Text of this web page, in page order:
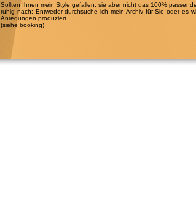
Sollten Ihnen mein Style gefallen, sie aber nicht das 100%
ruhig nach: Entweder durchsuche ich mein Archiv für Sie oder es
Anregungen produziert
(siehe booking)